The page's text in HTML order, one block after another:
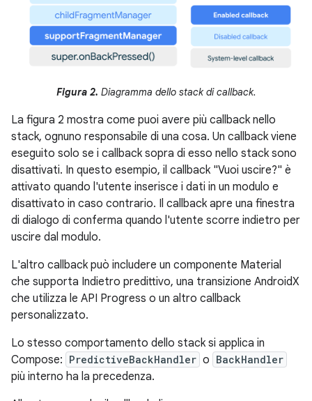
Figura 2. Diagramma dello stack di callback.
La figura 2 mostra come puoi avere più callback nello
stack, ognuno responsabile di una cosa. Un callback viene
eseguito solo se i callback sopra di esso nello stack sono
disattivati. In questo esempio, il callback "Vuoi uscire?" è
attivato quando l'utente inserisce i dati in un modulo e
disattivato in caso contrario. Il callback apre una finestra
di dialogo di conferma quando l'utente scorre indietro per
uscire dal modulo.
L'altro callback può includere un componente Material
che supporta Indietro predittivo, una transizione AndroidX
che utilizza le API Progress o un altro callback
personalizzato.
Lo stesso comportamento dello stack si applica in
Compose: PredictiveBackHandler o BackHandler
più interno ha la precedenza.